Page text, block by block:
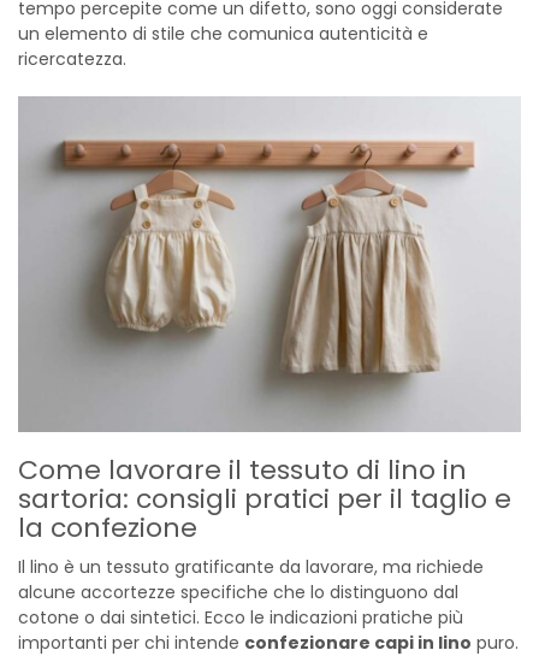
tempo percepite come un difetto, sono oggi considerate
un elemento di stile che comunica autenticità e
ricercatezza.
Come lavorare il tessuto di lino in
sartoria: consigli pratici per il taglio e
la confezione
Il lino è un tessuto gratificante da lavorare, ma richiede
alcune accortezze specifiche che lo distinguono dal
cotone o dai sintetici. Ecco le indicazioni pratiche più
importanti per chi intende confezionare capi in lino puro.